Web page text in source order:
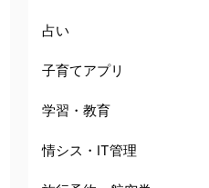
占い
子育てアプリ
学習・教育
情シス・IT管理